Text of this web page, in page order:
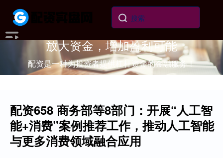
放大资金，增加盈利可能
配资是一种为投资者提供杠杆资金的金融服务！
配资658 商务部等8部门：开展“人工智
能+消费”案例推荐工作，推动人工智能
与更多消费领域融合应用